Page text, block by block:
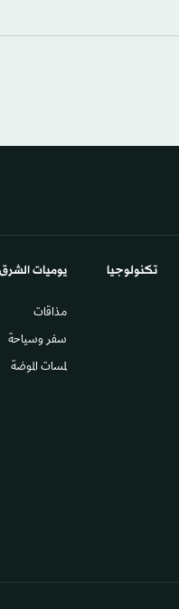
تكنولوجيا يوميات الشرق​
مذاقات
سفر وسياحة
لمسات الموضة